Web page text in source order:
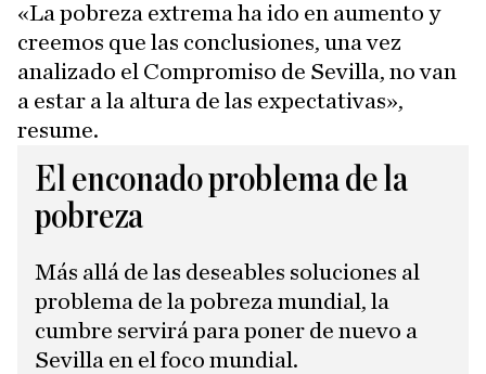
«La pobreza extrema ha ido en aumento y
creemos que las conclusiones, una vez
analizado el Compromiso de Sevilla, no van
a estar a la altura de las expectativas»,
resume.
El enconado problema de la
pobreza
Más allá de las deseables soluciones al
problema de la pobreza mundial, la
cumbre servirá para poner de nuevo a
Sevilla en el foco mundial.